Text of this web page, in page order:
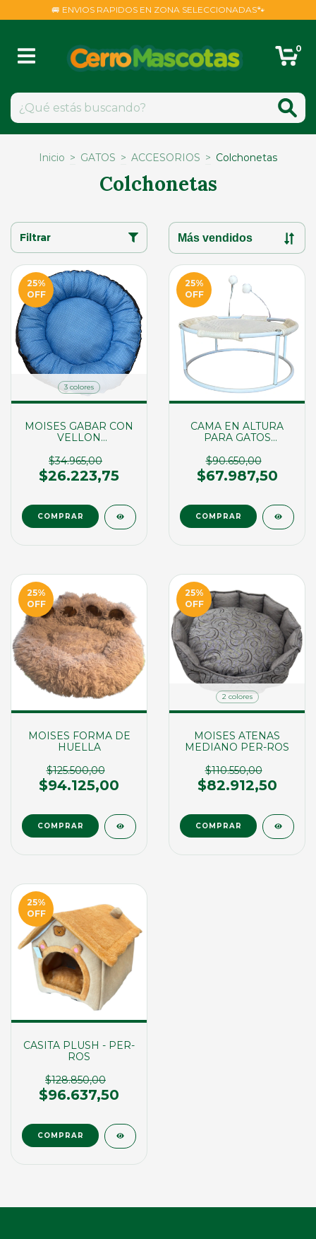
🚐 ENVIOS RAPIDOS EN ZONA SELECCIONADAS🐾
0
Inicio > GATOS > ACCESORIOS > Colchonetas
Colchonetas
Filtrar
25%
OFF
3 colores
MOISES GABAR CON
VELLON
(22799)
$34.965,00
$26.223,75
COMPRAR
25%
OFF
CAMA EN ALTURA
PARA GATOS
$90.650,00
$67.987,50
25%
OFF
MOISES FORMA DE
HUELLA
$125.500,00
$94.125,00
25%
OFF
2 colores
MOISES ATENAS
MEDIANO PER-ROS
$110.550,00
$82.912,50
COMPRAR
25%
OFF
CASITA PLUSH - PER-
ROS
$128.850,00
$96.637,50